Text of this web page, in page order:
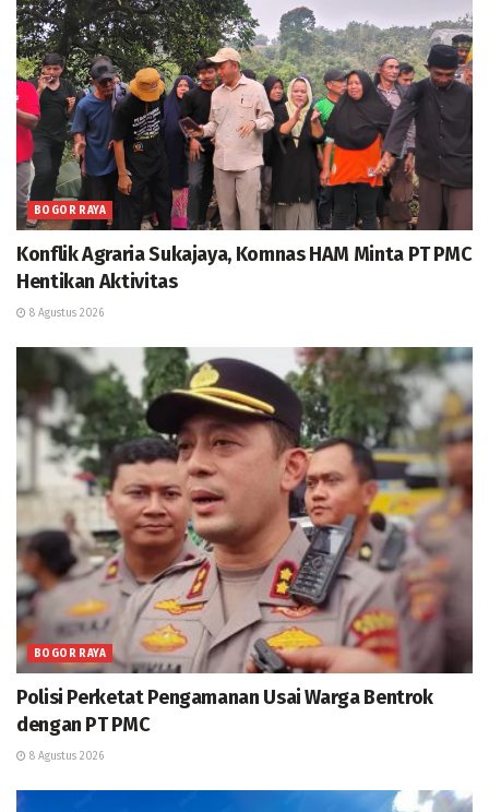
BOGOR RAYA
Konflik Agraria Sukajaya, Komnas HAM Minta PT PMC
Hentikan Aktivitas
8 Agustus 2026
BOGOR RAYA
Polisi Perketat Pengamanan Usai Warga Bentrok
dengan PT PMC
8 Agustus 2026